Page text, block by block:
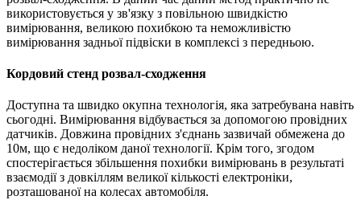
використовується у зв'язку з повільною швидкістю
вимірювання, великою похибкою та неможливістю
вимірювання задньої підвіски в комплексі з передньою.
Кордовий стенд розвал-сходження
Доступна та швидко окупна технологія, яка затребувана навіть
сьогодні. Вимірювання відбувається за допомогою провідних
датчиків. Довжина провідних з'єднань зазвичай обмежена до
10м, що є недоліком даної технології. Крім того, згодом
спостерігається збільшення похибки вимірювань в результаті
взаємодії з довкіллям великої кількості електроніки,
розташованої на колесах автомобіля.